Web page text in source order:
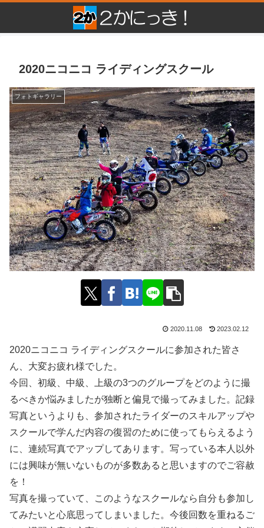
2020ニコニコ ライディングスクール
フォトギャラリー
2020.11.08 2023.02.12
2020ニコニコ ライディングスクールに参加された皆さ
ん、大変お疲れ様でした。
今回、初級、中級、上級の3つのグループをどのように撮
るべきか悩みましたが独断と偏見で撮ってみました。記録
写真というよりも、参加されたライダーのスキルアップや
スクールで学んだ内容の復習のために使ってもらえるよう
に、連続写真でアップしてあります。写っている本人以外
には興味が無いないものが多数あると思いますのでご容赦
を！
写真を撮っていて、このようなスクールなら自分も参加し
てみたいと心底思ってしまいました。今後回数を重ねるご